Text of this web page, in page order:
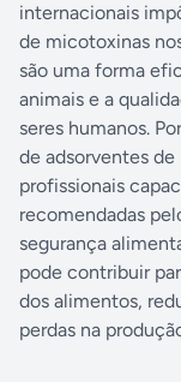
internacionais
de micotoxinas
são uma forma
animais e a
seres humanos.
de adsorventes
profissionais
recomendadas
segurança
pode contribuir
dos alimentos,
perdas na